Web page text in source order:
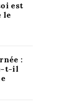
est
le
:
t-il